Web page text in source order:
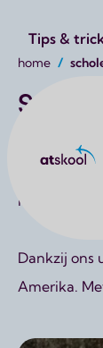
Utilities
Tips &
Atskool
home
Scholen
Bij
samen
inspirerende
Dankzij ons
Amerika.